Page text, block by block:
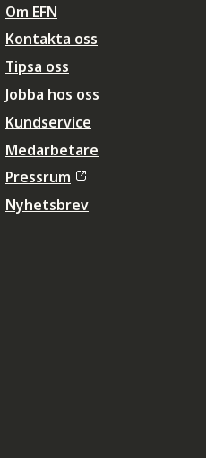
Om EFN
Kontakta oss
Tipsa oss
Jobba hos oss
Kundservice
Medarbetare
Pressrum
Nyhetsbrev